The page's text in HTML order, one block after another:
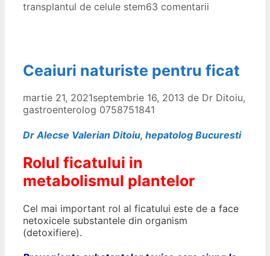
transplantul de celule stem63 comentarii
Ceaiuri naturiste pentru ficat
martie 21, 2021septembrie 16, 2013 de Dr Ditoiu,
gastroenterolog 0758751841
Dr Alecse Valerian Ditoiu, hepatolog Bucuresti
Rolul ficatului in
metabolismul plantelor
Cel mai important rol al ficatului este de a face
netoxicele substantele din organism
(detoxifiere).